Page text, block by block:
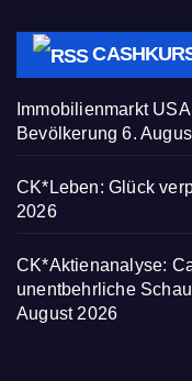
Immobilienmarkt
Bevölkerung 6.
CK*Leben: Glück
2026
CK*Aktienanalyse:
unentbehrliche
August 2026